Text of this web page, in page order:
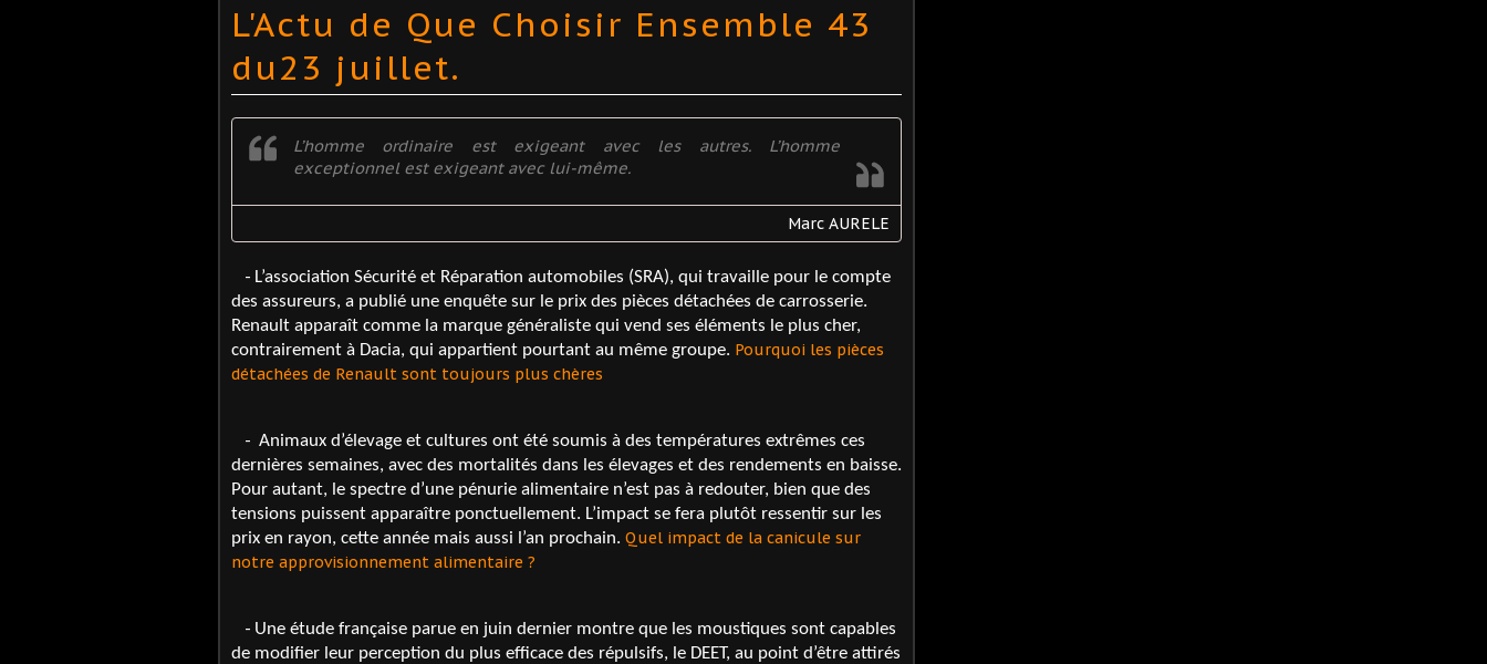
L'Actu de Que Choisir Ensemble 43
du23 juillet.
L’homme ordinaire est exigeant avec les autres. L’homme
exceptionnel est exigeant avec lui-même.
Marc AURELE
- L’association Sécurité et Réparation automobiles (SRA), qui travaille pour le compte
des assureurs, a publié une enquête sur le prix des pièces détachées de carrosserie.
Renault apparaît comme la marque généraliste qui vend ses éléments le plus cher,
contrairement à Dacia, qui appartient pourtant au même groupe. Pourquoi les pièces
détachées de Renault sont toujours plus chères
- Animaux d’élevage et cultures ont été soumis à des températures extrêmes ces
dernières semaines, avec des mortalités dans les élevages et des rendements en baisse.
Pour autant, le spectre d’une pénurie alimentaire n’est pas à redouter, bien que des
tensions puissent apparaître ponctuellement. L’impact se fera plutôt ressentir sur les
prix en rayon, cette année mais aussi l’an prochain. Quel impact de la canicule sur
notre approvisionnement alimentaire ?
- Une étude française parue en juin dernier montre que les moustiques sont capables
de modifier leur perception du plus efficace des répulsifs, le DEET, au point d’être attirés